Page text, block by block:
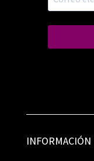
INFORMACIÓN